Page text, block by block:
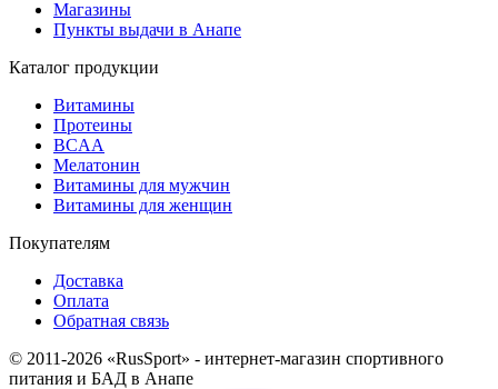
Магазины
Пункты выдачи в Анапе
Каталог продукции
Витамины
Протеины
BCAA
Мелатонин
Витамины для мужчин
Витамины для женщин
Покупателям
Доставка
Оплата
Обратная связь
© 2011-2026 «RusSport» - интернет-магазин спортивного
питания и БАД в Анапе